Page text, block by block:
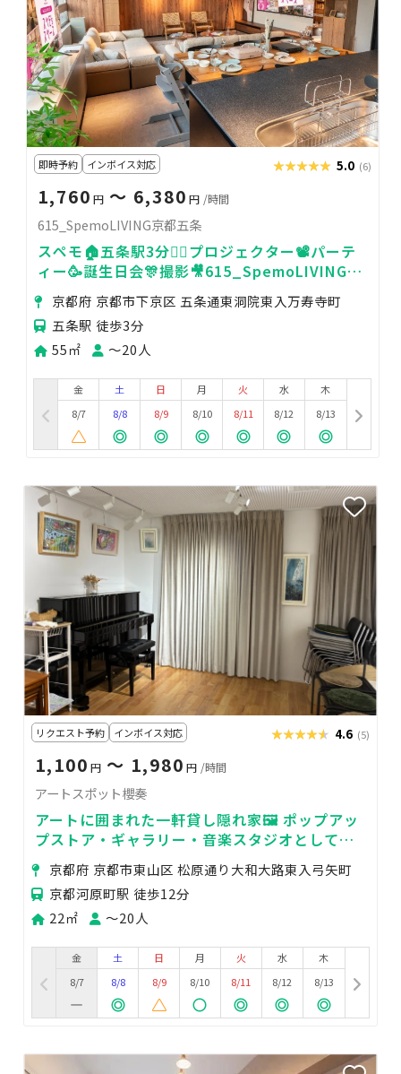
即時予約 インボイス対応 ★★★★★
★★★★★ 5.0 (6)
1,760 円〜 6,380 円 /時間
615_SpemoLIVING京都五条
スペモ🏠五条駅3分🚶‍♀️プロジェクター📽️パーテ
ィー🥳誕生日会🎊撮影🎥615_SpemoLIVING京
都五条
京都府 京都市下京区 五条通東洞院東入万寿寺町
五条駅 徒歩3分
55㎡
〜20人
金
8/7
土
8/8
日
8/9
月
8/10
火
8/11
水
8/12
木
8/13
リクエスト予約 インボイス対応 ★★★★★
★★★★★ 4.6 (5)
1,100 円 〜 1,980 円 /時間
アートスポット櫻奏
アートに囲まれた一軒貸し隠れ家🖼 ポップアッ
プストア・ギャラリー・音楽スタジオとして利
用可能
京都府 京都市東山区 松原通り大和大路東入弓矢町
京都河原町駅 徒歩12分
22㎡
〜20人
金
8/7
土
8/8
日
8/9
月
8/10
火
8/11
水
8/12
木
8/13